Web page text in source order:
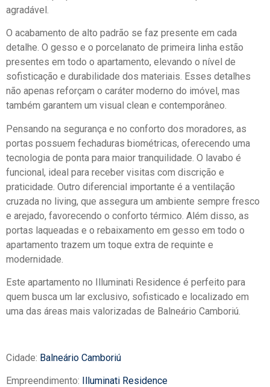
agradável.
O acabamento de alto padrão se faz presente em cada
detalhe. O gesso e o porcelanato de primeira linha estão
presentes em todo o apartamento, elevando o nível de
sofisticação e durabilidade dos materiais. Esses detalhes
não apenas reforçam o caráter moderno do imóvel, mas
também garantem um visual clean e contemporâneo.
Pensando na segurança e no conforto dos moradores, as
portas possuem fechaduras biométricas, oferecendo uma
tecnologia de ponta para maior tranquilidade. O lavabo é
funcional, ideal para receber visitas com discrição e
praticidade. Outro diferencial importante é a ventilação
cruzada no living, que assegura um ambiente sempre fresco
e arejado, favorecendo o conforto térmico. Além disso, as
portas laqueadas e o rebaixamento em gesso em todo o
apartamento trazem um toque extra de requinte e
modernidade.
Este apartamento no Illuminati Residence é perfeito para
quem busca um lar exclusivo, sofisticado e localizado em
uma das áreas mais valorizadas de Balneário Camboriú.
Cidade: Balneário Camboriú
Empreendimento: Illuminati Residence